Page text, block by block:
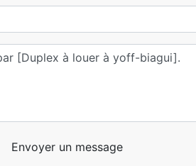
Envoyer un message